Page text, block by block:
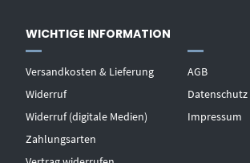
WICHTIGE INFORMATION
Versandkosten & Lieferung
Widerruf
Widerruf (digitale Medien)
Zahlungsarten
AGB
Datenschutz
Impressum